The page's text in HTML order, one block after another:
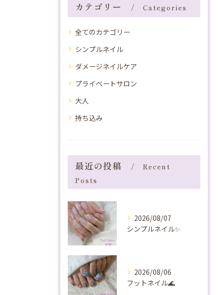
カテゴリー Categories
全てのカテゴリー
シンプルネイル
ダメージネイルケア
プライベートサロン
大人
持ち込み
最近の投稿
Recent
Posts
2026/08/07
シンプルネイル✨️
2026/08/06
フットネイル🌊